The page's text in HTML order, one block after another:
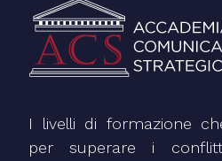
I livelli di formazione
per superare i